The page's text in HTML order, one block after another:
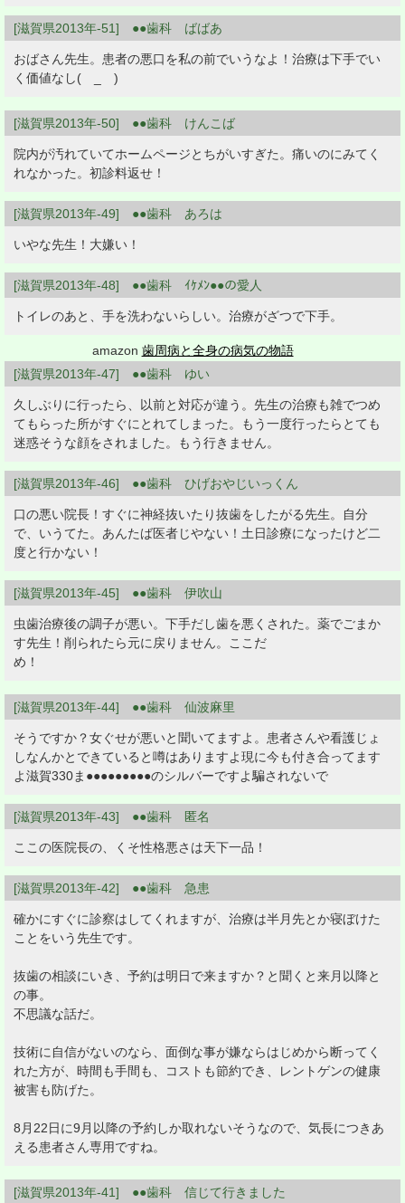
[滋賀県2013年-51] ●●歯科 ばばあ
おばさん先生。患者の悪口を私の前でいうなよ！治療は下手でい
く価値なし( _ )
[滋賀県2013年-50] ●●歯科 けんこば
院内が汚れていてホームページとちがいすぎた。痛いのにみてく
れなかった。初診料返せ！
[滋賀県2013年-49] ●●歯科 あろは
いやな先生！大嫌い！
[滋賀県2013年-48] ●●歯科 ｲｹﾒﾝ●●の愛人
トイレのあと、手を洗わないらしい。治療がざつで下手。
amazon 歯周病と全身の病気の物語
[滋賀県2013年-47] ●●歯科 ゆい
久しぶりに行ったら、以前と対応が違う。先生の治療も雑でつめ
てもらった所がすぐにとれてしまった。もう一度行ったらとても
迷惑そうな顔をされました。もう行きません。
[滋賀県2013年-46] ●●歯科 ひげおやじいっくん
口の悪い院長！すぐに神経抜いたり抜歯をしたがる先生。自分
で、いうてた。あんたば医者じやない！土日診療になったけど二
度と行かない！
[滋賀県2013年-45] ●●歯科 伊吹山
虫歯治療後の調子が悪い。下手だし歯を悪くされた。薬でごまか
す先生！削られたら元に戻りません。ここだ
め！
[滋賀県2013年-44] ●●歯科 仙波麻里
そうですか？女ぐせが悪いと聞いてますよ。患者さんや看護じょ
しなんかとできていると噂はありますよ現に今も付き合ってます
よ滋賀330ま●●●●●●●●●のシルバーですよ騙されないで
[滋賀県2013年-43] ●●歯科 匿名
ここの医院長の、くそ性格悪さは天下一品！
[滋賀県2013年-42] ●●歯科 急患
確かにすぐに診察はしてくれますが、治療は半月先とか寝ぼけた
ことをいう先生です。
抜歯の相談にいき、予約は明日で来ますか？と聞くと来月以降と
の事。
不思議な話だ。
技術に自信がないのなら、面倒な事が嫌ならはじめから断ってく
れた方が、時間も手間も、コストも節約でき、レントゲンの健康
被害も防げた。
8月22日に9月以降の予約しか取れないそうなので、気長につきあ
える患者さん専用ですね。
[滋賀県2013年-41] ●●歯科 信じて行きました